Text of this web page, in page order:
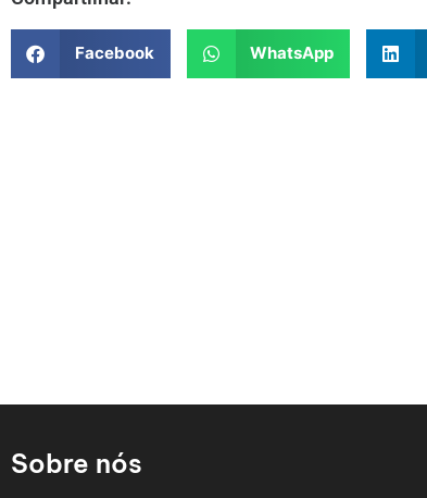
Facebook WhatsApp
Sobre nós